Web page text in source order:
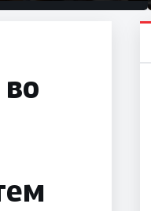
половина тунел во слепа